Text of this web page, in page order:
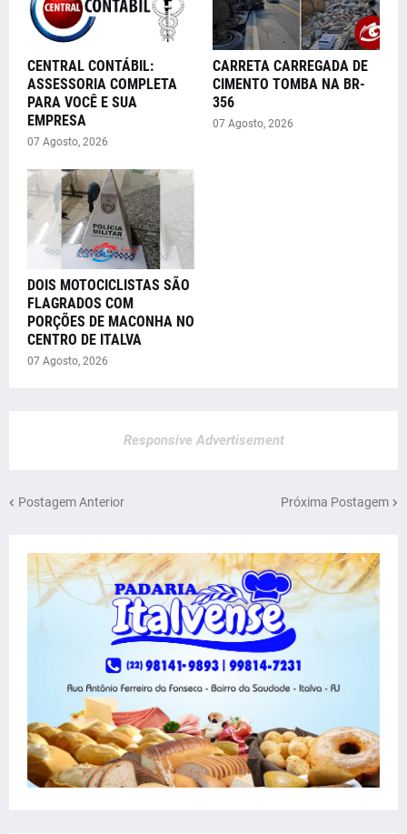
CENTRAL CONTÁBIL:
ASSESSORIA COMPLETA
PARA VOCÊ E SUA
EMPRESA
07 Agosto, 2026
CARRETA CARREGADA DE
CIMENTO TOMBA NA BR-
356
07 Agosto, 2026
DOIS MOTOCICLISTAS SÃO
FLAGRADOS COM
PORÇÕES DE MACONHA NO
CENTRO DE ITALVA
07 Agosto, 2026
Responsive Advertisement
Postagem Anterior Próxima Postagem